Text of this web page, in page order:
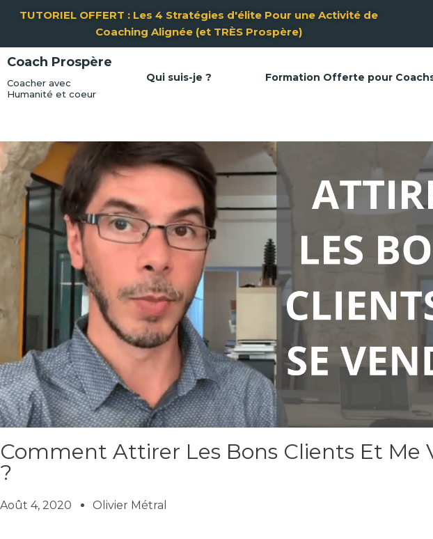
TUTORIEL OFFERT : Les 4 Stratégies d'élite Pour une Activité de
Coaching Alignée (et TRÈS Prospère)
Coach Prospère
Coacher avec
Humanité et coeur
Qui suis-je ? Formation Offerte pour
Comment Attirer Les Bons Clients Et Me
?
Août 4, 2020 Olivier Métral